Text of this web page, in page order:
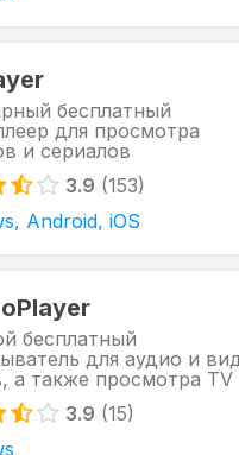
бесплатный
для просмотра
и сериалов
3.9 (153)
Android, iOS
бесплатный
для аудио и
а также просмотра TV
3.9 (15)